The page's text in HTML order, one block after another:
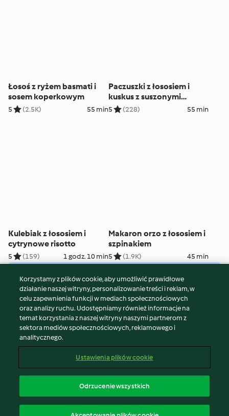
Łosoś z ryżem basmati i
sosem koperkowym
5 (2.5K) 55 min
Paczuszki z łososiem i
kuskus z suszonymi
pomidorami
5 (228) 55 min
Kulebiak z łososiem i
cytrynowe risotto
5 (159) 1 godz. 10 min
Makaron orzo z łososiem i
szpinakiem
5 (1.9K) 45 min
© Copyright 2026
Warunki korzystania
Polityka prywatności
Disclaimer
Znak wydawcy
Zgłoś treść
Oświadczenie o dostępności
Korzystamy z plików cookie, aby umożliwić prawidłowe
działanie naszej witryny, personalizowanie treści i reklam, w
celu zapewnienia funkcji w mediach społecznościowych
oraz analizy ruchu. Udostępniamy również informacje na
temat korzystania z naszej witryny naszymi partnerom z
sektora mediów społecznościowych, reklamowego i
analitycznego.
Ustawienia plików cookie
Odrzucenie wszystkich